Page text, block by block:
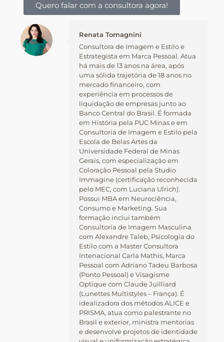
Quero falar com a consultora agora!
Renata Tomagnini
Consultora de Imagem e Estilo e
Estrategista em Marca Pessoal. Atua
há mais de 13 anos na área, após
uma sólida trajetória de 18 anos no
mercado financeiro, com
experiência em processos de
liquidação de empresas junto ao
Banco Central do Brasil. É formada
em História pela PUC Minas e em
Consultoria de Imagem e Estilo pela
Escola de Belas Artes da
Universidade Federal de Minas
Gerais, com especialização em
Coloração Pessoal pela Studio
Immagine (certificação reconhecida
pelo MEC, com Luciana Ulrich).
Possui MBA em Neurociência,
Consumo e Marketing. Sua
formação inclui também
Consultoria de Imagem Masculina
com Alexandre Taleb, Psicologia do
Estilo com a Master Consultora
Intenacional Carla Mathis, Marca
Pessoal com Adriano Tadeu Barbosa
(Ponto Pessoal) e Visagisme
Optique com Claude Juilliard
(Lunettes Multistyles – França). É
idealizadora dos métodos ALICE e
PRISMA, atua como palestrante no
Brasil e exterior, ministra mentorias
e desenvolve projetos de identidade